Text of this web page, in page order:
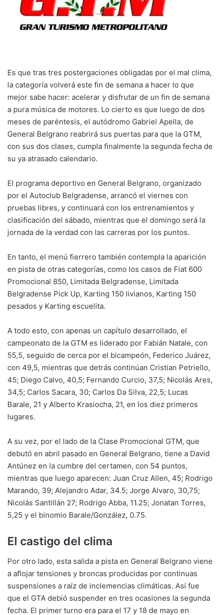
Es que tras tres postergaciones obligadas por el mal clima,
la categoría volverá este fin de semana a hacer lo que
mejor sabe hacer: acelerar y disfrutar de un fin de semana
a pura música de motores. Lo cierto es que luego de dos
meses de paréntesis, el autódromo Gabriel Apella, de
General Belgrano reabrirá sus puertas para que la GTM,
con sus dos clases, cumpla finalmente la segunda fecha de
su ya atrasado calendario.
El programa deportivo en General Belgrano, organizado
por el Autoclub Belgradense, arrancó el viernes con
pruebas libres, y continuará con los entrenamientos y
clasificación del sábado, mientras que el domingo será la
jornada de la verdad con las carreras por los puntos.
En tanto, el menú fierrero también contempla la aparición
en pista de otras categorías, como los casos de Fiat 600
Promocional 850, Limitada Belgradense, Limitada
Belgradense Pick Up, Karting 150 livianos, Karting 150
pesados y Karting escuelita.
A todo esto, con apenas un capítulo desarrollado, el
campeonato de la GTM es liderado por Fabián Natale, con
55,5, seguido de cerca por el bicampeón, Federico Juárez,
con 49,5, mientras que detrás continúan Cristian Petriello,
45; Diego Calvo, 40,5; Fernando Curcio, 37,5; Nicolás Ares,
34,5; Carlos Sacara, 30; Carlos Da Silva, 22,5; Lucas
Barale, 21 y Alberto Krasiocha, 21, en los diez primeros
lugares.
A su vez, por el lado de la Clase Promocional GTM, que
debutó en abril pasado en General Belgrano, tiene a David
Antúnez en la cumbre del certamen, con 54 puntos,
mientras que luego aparecen: Juan Cruz Allen, 45; Rodrigo
Marando, 39; Alejandro Adar, 34.5; Jorge Alvaro, 30,75;
Nicolás Santillán 27; Rodrigo Abba, 11.25; Jonatan Torres,
5,25 y el binomio Barale/González, 0.75.
El castigo del clima
Por otro lado, esta salida a pista en General Belgrano viene
a aflojar tensiones y broncas producidas por continuas
suspensiones a raíz de inclemencias climáticas. Así fue
que el GTA debió suspender en tres ocasiones la segunda
fecha. El primer turno era para el 17 y 18 de mayo en